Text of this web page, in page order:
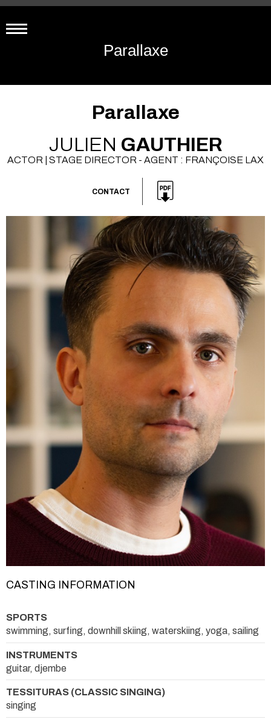
Parallaxe
Parallaxe
JULIEN GAUTHIER
ACTOR | STAGE DIRECTOR - AGENT : FRANÇOISE LAX
CONTACT
CASTING INFORMATION
SPORTS
swimming, surfing, downhill skiing, waterskiing, yoga, sailing
INSTRUMENTS
guitar, djembe
TESSITURAS (CLASSIC SINGING)
singing